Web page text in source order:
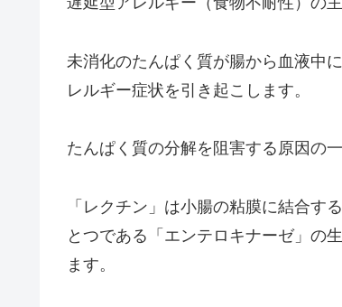
未消化のたんぱく質が腸から血液中
レルギー症状を引き起こします。
たんぱく質の分解を阻害する原因の
「レクチン」は小腸の粘膜に結合す
とつである「エンテロキナーゼ」の
ます。